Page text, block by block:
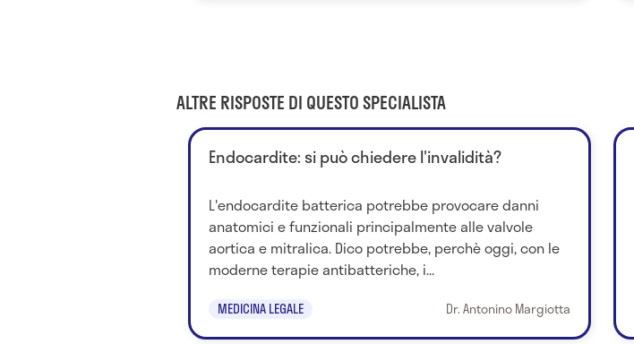
ALTRE RISPOSTE DI QUESTO SPECIALISTA
Endocardite: si può chiedere l'invalidità?
L'endocardite batterica potrebbe provocare danni
anatomici e funzionali principalmente alle valvole
aortica e mitralica. Dico potrebbe, perchè oggi, con le
moderne terapie antibatteriche, i...
MEDICINA LEGALE Dr. Antonino Margiotta